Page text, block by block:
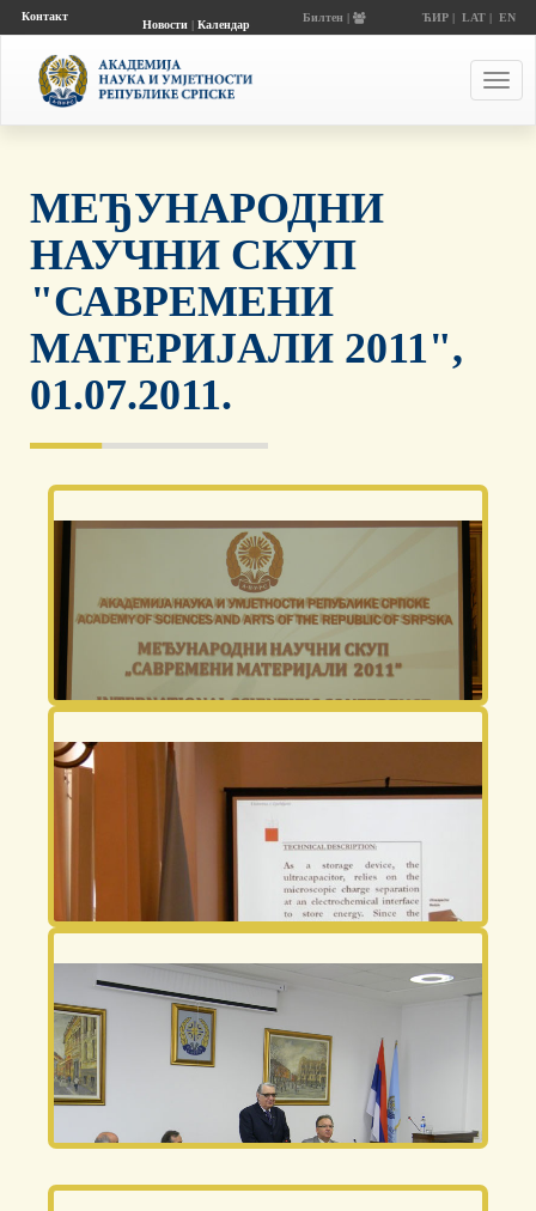
Контакт
Новости| Календар
Билтен | ЋИР| LAT| EN
МЕЂУНАРОДНИ
НАУЧНИ СКУП
"САВРЕМЕНИ
МАТЕРИЈАЛИ 2011",
01.07.2011.